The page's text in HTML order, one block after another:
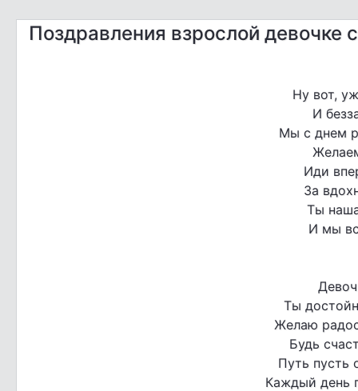
Поздравления взрослой девочке
Ну вот,
И
Мы с днем
Иди
За
Ты
И мы
Ты
Желаю
Будь
Путь пусть
Каждый день